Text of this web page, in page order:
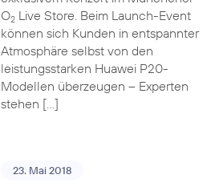
O2Live Store. Beim Launch-Event
können sich Kunden in entspannter
Atmosphäre selbst von den
leistungsstarken Huawei P20-
Modellen überzeugen – Experten
stehen […]
23. Mai 2018